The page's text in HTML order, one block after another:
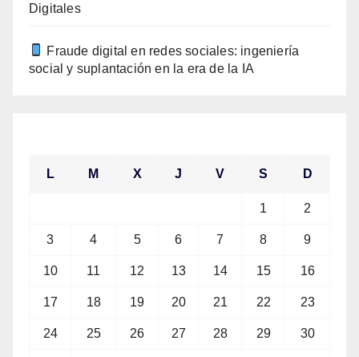
Digitales
Fraude digital en redes sociales: ingeniería
social y suplantación en la era de la IA
L M X J V S D
1 2
3 4 5 6 7 8 9
10 11 12 13 14 15 16
17 18 19 20 21 22 23
24 25 26 27 28 29 30